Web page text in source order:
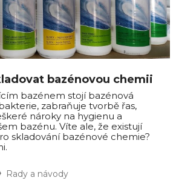
bazénovou chemii
bazénem stojí bazénová
zabraňuje tvorbě řas,
nároky na hygienu a
bazénu. Víte ale, že existují
skladování bazénové chemie?
Rady a návody